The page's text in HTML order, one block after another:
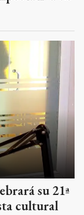
su 21ª
cultural